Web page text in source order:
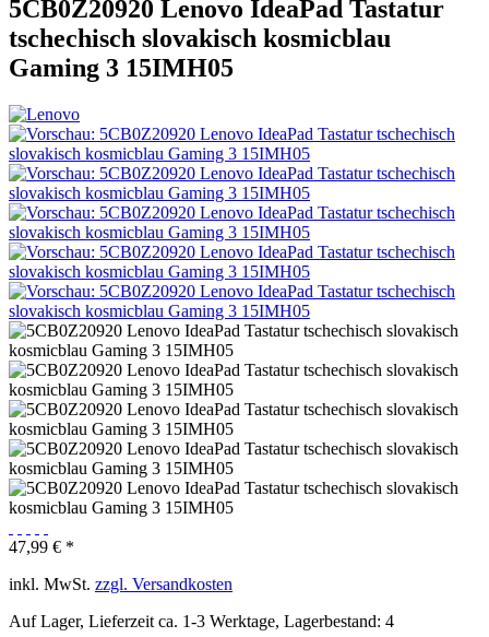
5CB0Z20920 Lenovo IdeaPad Tastatur
tschechisch slovakisch kosmicblau
Gaming 3 15IMH05
47,99 € *
inkl. MwSt. zzgl. Versandkosten
Auf Lager, Lieferzeit ca. 1-3 Werktage, Lagerbestand: 4